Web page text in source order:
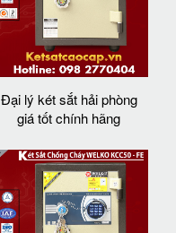
Đại lý két sắt hải phòng
giá tốt chính hãng